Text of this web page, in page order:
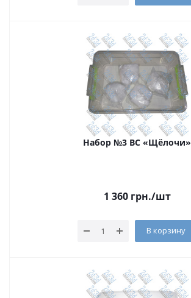
Набор №3 ВС «Щёлочи»
1 360грн./шт
В корзину